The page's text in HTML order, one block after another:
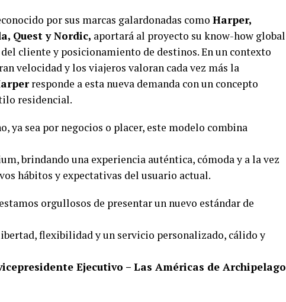
por sus marcas galardonadas como Harper,
Quest y Nordic, aportará al proyecto su know-how global
cliente y posicionamiento de destinos. En un contexto
velocidad y los viajeros valoran cada vez más la
responde a esta nueva demanda con un concepto
residencial.
ya sea por negocios o placer, este modelo combina
brindando una experiencia auténtica, cómoda y a la vez
hábitos y expectativas del usuario actual.
orgullosos de presentar un nuevo estándar de
flexibilidad y un servicio personalizado, cálido y
Ejecutivo – Las Américas de Archipelago